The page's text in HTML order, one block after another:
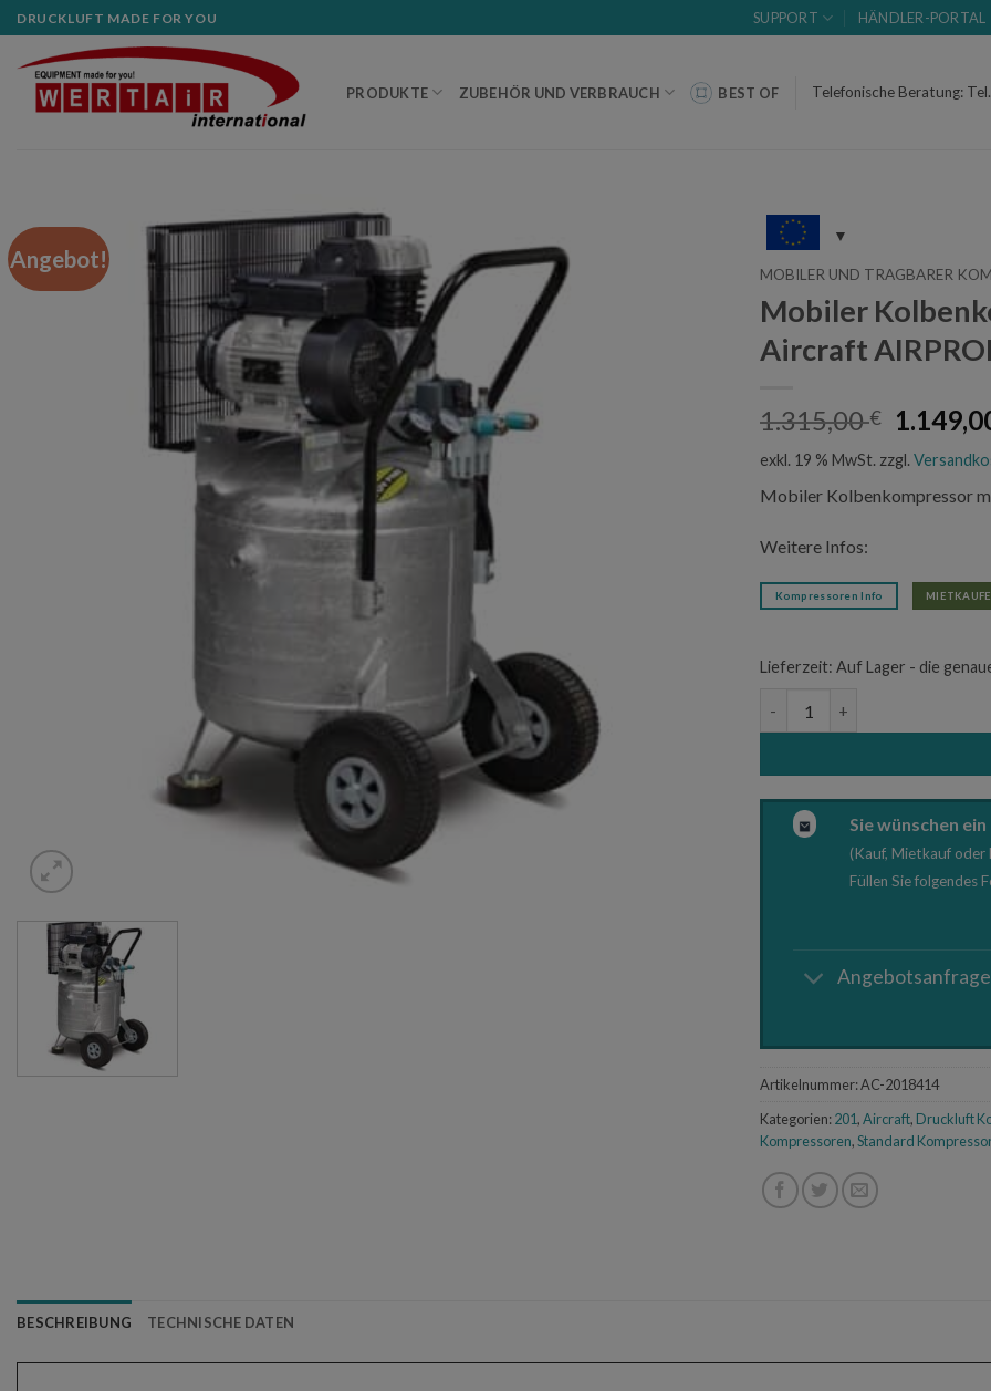
Zum
Inhalt
springen
DRUCKLUFT MADE FOR YOU SUPPORT HÄNDLER-PORTAL
PRODUKTE ZUBEHÖR UND VERBRAUCH BEST OF Telefonische Beratung: Tel.
Angebot!
MOBILER UND TRAGBARER
Mobiler
Aircraft
1.315,00€
war:
exkl. 19 % MwSt. zzgl.
Mobiler Kolbenkompressor
Weitere Infos:
Kompressoren Info
Lieferzeit: Auf Lager - die
Sie wünschen
(Kauf, Mietkauf oder
Füllen Sie folgendes
Angebotsanfrage
Artikelnummer:AC-2018414
Kategorien: 201,Aircraft, Druckluft
Kompressoren,Standard
BESCHREIBUNG TECHNISCHE DATEN